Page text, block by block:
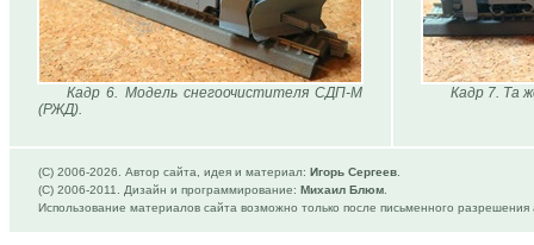
Кадр 6. Модель снегоочистителя СДП-М
(РЖД).
Кадр 7. Та
(C) 2006-2026. Автор сайта, идея и материал: Игорь Сергеев
(C) 2006-2011. Дизайн и программирование: Михаил Блюм
Использование материалов сайта возможно только после письменного разрешения